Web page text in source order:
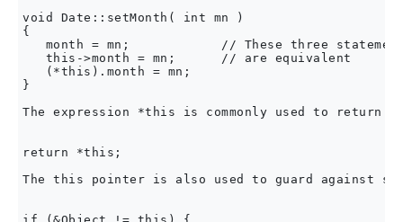
void Date::setMonth( int mn )
{
month = mn;            // These three
   this->month = mn;      // are equivalent
   (*this).month = mn;
}
The expression *this is commonly used to return
return *this;
The this pointer is also used to guard against